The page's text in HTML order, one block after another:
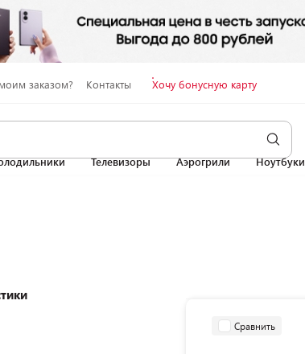
заказом? Контакты Хочу бонусную карту
Телевизоры Аэрогрили Ноутбуки
Сравнить